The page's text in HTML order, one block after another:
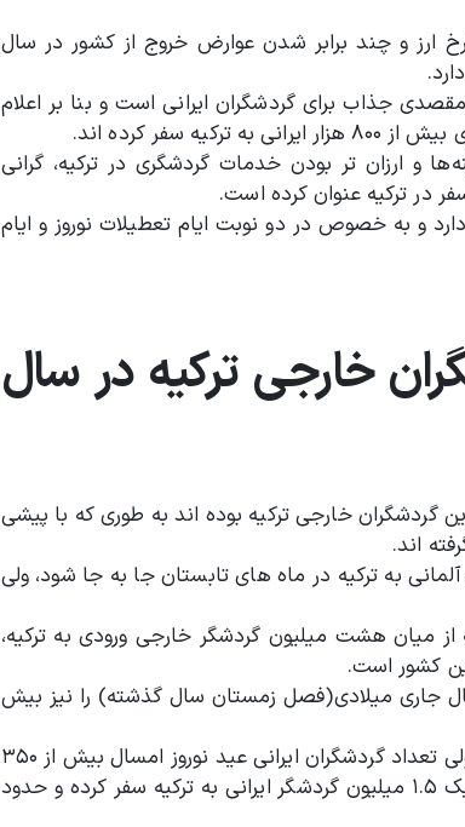
ارز و چند برابر شدن عوارض خروج از کشور در سال
جذاب برای گردشگران ایرانی است و بنا بر اعلام
کرده اند.
و ارزان تر بودن خدمات گردشگری در ترکیه، گرانی
در ترکیه عنوان کرده است.
و به خصوص در دو نوبت ایام تعطیلات نوروز و ایام
خارجی ترکیه در سال
گردشگران خارجی ترکیه بوده اند به طوری که با پیشی
اند.
به ترکیه در ماه های تابستان جا به جا شود، ولی
میان هشت میلیون گردشگر خارجی ورودی به ترکیه،
جاری میلادی(فصل زمستان سال گذشته) را نیز بیش
در ایام عید نوروز سال گذشته ۲۵۰ هزار ایرانی به ترکیه سفر کردند ولی تعداد گردشگران ایرانی عید نوروز امسال بیش از ۳۵۰
هزار نفر بود.به این طریق می توان گفت که در ۶.۵ ماه گذشته نزدیک ۱.۵ میلیون گردشگر ایرانی به ترکیه سفر کرده و حدود